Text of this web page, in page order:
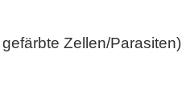
Zellen/Parasiten)